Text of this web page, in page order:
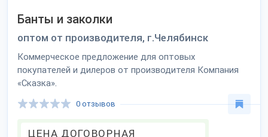
Банты и заколки
оптом от производителя, г.Челябинск
Коммерческое предложение для оптовых
покупателей и дилеров от производителя Компания
«Сказка».
ЦЕНА ДОГОВОРНАЯ
0 отзывов